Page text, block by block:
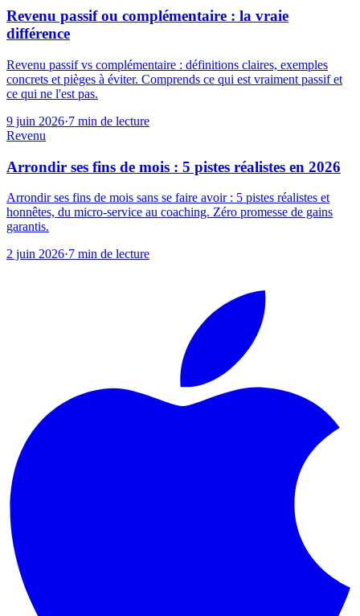
Revenu passif ou complémentaire : la vraie
différence
Revenu passif vs complémentaire : définitions claires, exemples
concrets et pièges à éviter. Comprends ce qui est vraiment passif et
ce qui ne l'est pas.
9 juin 2026·7 min de lecture
Revenu
Arrondir ses fins de mois : 5 pistes réalistes en 2026
Arrondir ses fins de mois sans se faire avoir : 5 pistes réalistes et
honnêtes, du micro-service au coaching. Zéro promesse de gains
garantis.
2 juin 2026·7 min de lecture